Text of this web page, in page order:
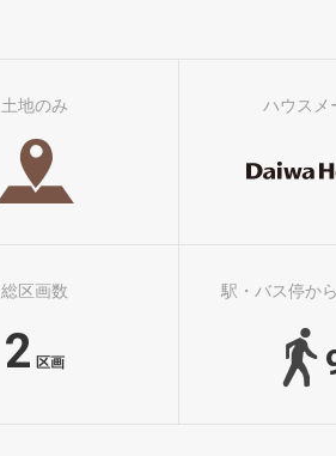
土地のみ ハウスメ
総区画数
2 区画
駅・バス停か